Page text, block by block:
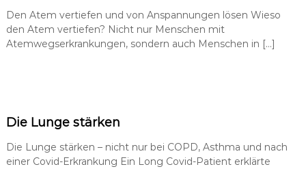
Den Atem vertiefen und von Anspannungen lösen Wieso
den Atem vertiefen? Nicht nur Menschen mit
Atemwegserkrankungen, sondern auch Menschen in […]
Die Lunge stärken
Die Lunge stärken – nicht nur bei COPD, Asthma und nach
einer Covid-Erkrankung Ein Long Covid-Patient erklärte